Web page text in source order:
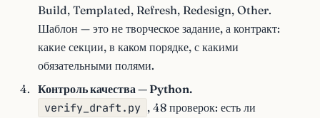
Build, Templated, Refresh, Redesign, Other.
Шаблон — это не творческое задание, а контракт:
какие секции, в каком порядке, с какими
обязательными полями.
Контроль качества — Python.
verify_draft.py , 48 проверок: есть ли